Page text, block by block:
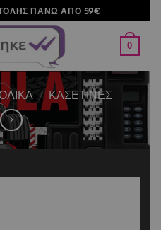
ΠΑΝΩ ΑΠΟ 59€
0
/ ΚΑΣΕΤΙΝΕΣ